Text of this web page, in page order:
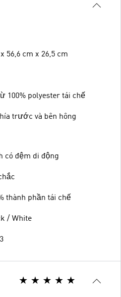
56,6 cm x 26,5 cm
100% polyester tái chế
trước và bên hông
có đệm di động
thành phần tái chế
/ White